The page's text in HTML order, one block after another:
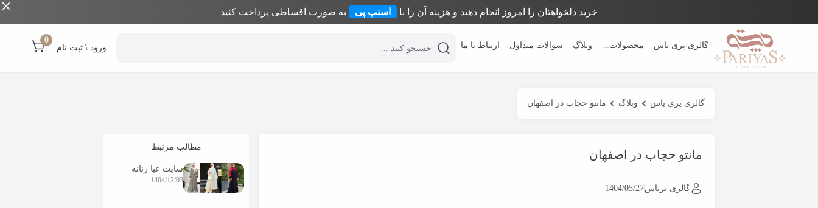
خرید دلخواهتان را امروز انجام دهید و هزینه آن را با اسنپ پی به صورت اقساطی پرداخت کنید
گالری پری یاس محصولات... وبلاگ سوالات متداول ارتباط با ما
desktop header search
ورود \ ثبت نام
0
گالری پری یاس وبلاگ مانتو حجاب در اصفهان
مانتو حجاب در اصفهان
گالری پریاس1404/05/27
مطالب مرتبط
سایت عبا زنانه
1404/12/03